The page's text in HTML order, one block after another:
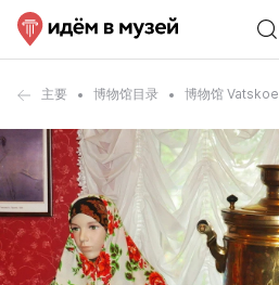
主要 博物馆目录 博物馆 Vatskoe